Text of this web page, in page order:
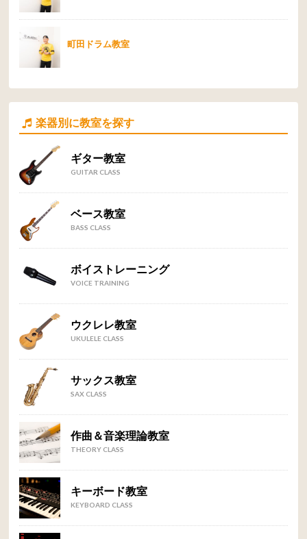
町田ドラム教室
楽器別に教室を探す
ギター教室
GUITAR CLASS
ベース教室
BASS CLASS
ボイストレーニング
VOICE TRAINING
ウクレレ教室
UKULELE CLASS
サックス教室
SAX CLASS
作曲＆音楽理論教室
THEORY CLASS
キーボード教室
KEYBOARD CLASS